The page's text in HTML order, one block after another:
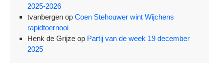
2025-2026
tvanbergen op Coen Stehouwer wint Wijchens
rapidtoernooi
Henk de Grijze op Partij van de week 19 december
2025